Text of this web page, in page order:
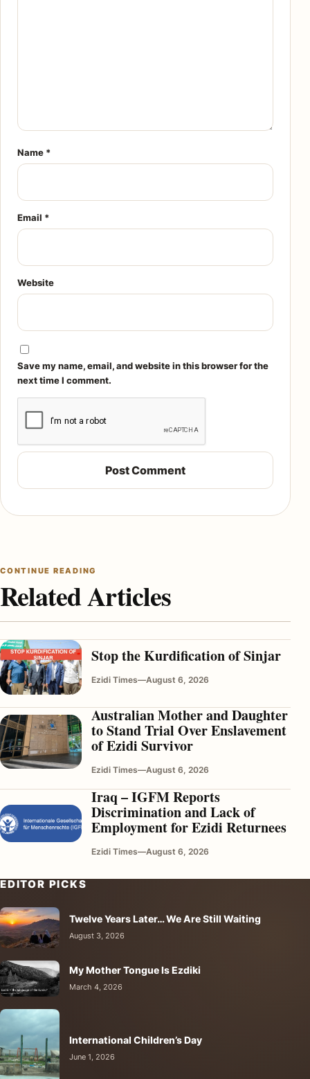
Name *
Email *
Website
Save my name, email, and website in this browser for the
next time I comment.
CONTINUE READING
Related Articles
Stop the Kurdification of Sinjar
Ezidi Times—August 6, 2026
Australian Mother and Daughter
to Stand Trial Over Enslavement
of Ezidi Survivor
Ezidi Times—August 6, 2026
Iraq – IGFM Reports
Discrimination and Lack of
Employment for Ezidi Returnees
Ezidi Times—August 6, 2026
EDITOR PICKS
Twelve Years Later… We Are Still Waiting
August 3, 2026
My Mother Tongue Is Ezdiki
March 4, 2026
International Children’s Day
June 1, 2026